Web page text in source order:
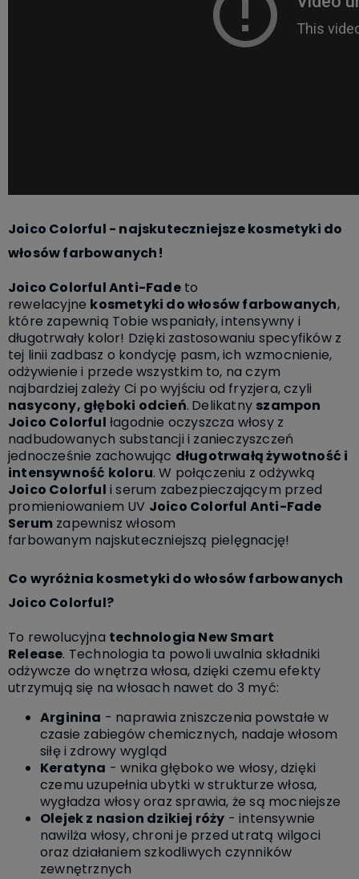
Joico Colorful - najskuteczniejsze kosmetyki do
włosów farbowanych!
Joico Colorful Anti-Fadeto
rewelacyjne kosmetyki do włosów farbowanych,
które zapewnią Tobie wspaniały, intensywny i
długotrwały kolor! Dzięki zastosowaniu specyfików z
tej linii zadbasz o kondycję pasm, ich wzmocnienie,
odżywienie i przede wszystkim to, na czym
najbardziej zależy Ci po wyjściu od fryzjera, czyli
nasycony, głęboki odcień. Delikatny szampon
Joico Colorful łagodnie oczyszcza włosy z
nadbudowanych substancji i zanieczyszczeń
jednocześnie zachowując długotrwałą żywotność i
intensywność koloru. W połączeniu z odżywką
Joico Colorful i serum zabezpieczającym przed
promieniowaniem UV Joico Colorful Anti-Fade
Serum zapewnisz włosom
farbowanym najskuteczniejszą pielęgnację!
Co wyróżnia kosmetyki do włosów farbowanych
Joico Colorful?
To rewolucyjna technologia New Smart
Release. Technologia ta powoli uwalnia składniki
odżywcze do wnętrza włosa, dzięki czemu efekty
utrzymują się na włosach nawet do 3 myć:
Arginina - naprawia zniszczenia powstałe w
czasie zabiegów chemicznych, nadaje włosom
siłę i zdrowy wygląd
Keratyna - wnika głęboko we włosy, dzięki
czemu uzupełnia ubytki w strukturze włosa,
wygładza włosy oraz sprawia, że są mocniejsze
Olejek z nasion dzikiej róży - intensywnie
nawilża włosy, chroni je przed utratą wilgoci
oraz działaniem szkodliwych czynników
zewnętrznych